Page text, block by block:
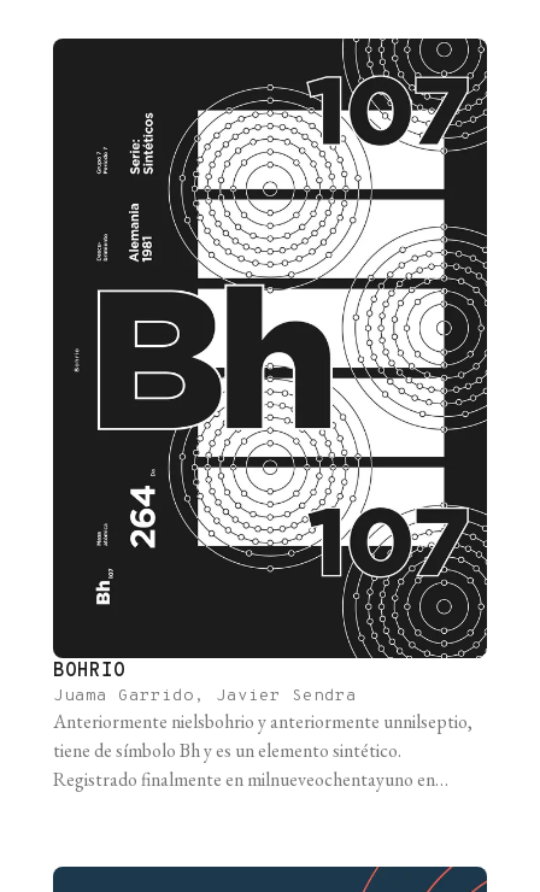
durante todo el viaje: Music for the Marble Palace, [...]
BOHRIO
Juama Garrido, Javier Sendra
Anteriormente nielsbohrio y anteriormente unnilseptio,
tiene de símbolo Bh y es un elemento sintético.
Registrado finalmente en milnueveochentayuno en
extra con los que puedo robar. De número 107, se sitúa